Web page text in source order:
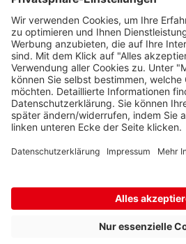
FOLGEN SIE
Barrierefreiheit Cookie-
Nachnahmegebühren, wenn
* Wir nutzen Trusted Shops als
Einholung von Bewertungen.
getroffen, um sicherzustellen,